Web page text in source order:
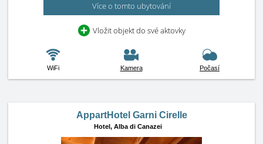
Více o tomto ubytování
Vložit objekt do své aktovky
WiFi Kamera Počasí
AppartHotel Garni Cirelle
Hotel, Alba di Canazei